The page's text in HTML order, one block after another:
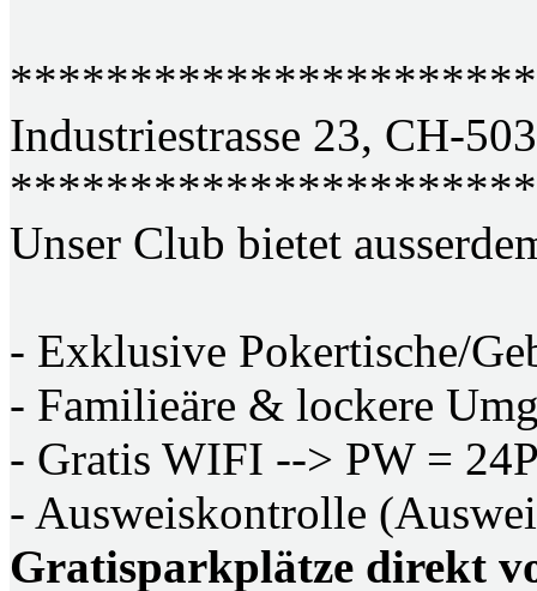
Industriestrasse 23, CH-
Unser Club bietet
- Exklusive Pokertische/
- Familieäre & lockere
- Gratis WIFI --> PW =
- Ausweiskontrolle
Gratisparkplätze direkt